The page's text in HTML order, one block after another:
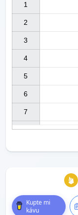
1
2
3
4
5
6
7
Kupte mi
kávu